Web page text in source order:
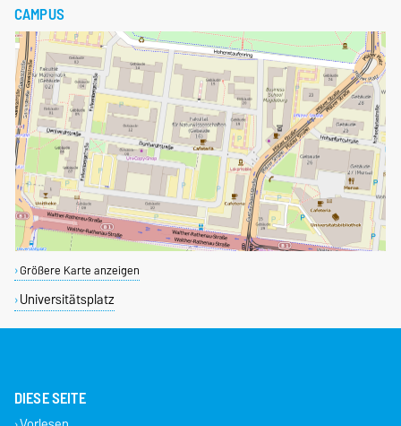
CAMPUS
Größere Karte anzeigen
Universitätsplatz
DIESE SEITE